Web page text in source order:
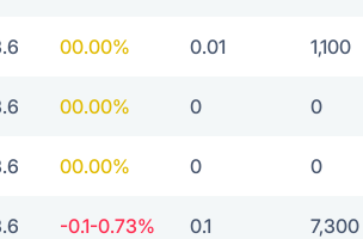
00.00% 0.01 1,100
00.00% 0 0
00.00% 0 0
-0.1-0.73% 0.1 7,300